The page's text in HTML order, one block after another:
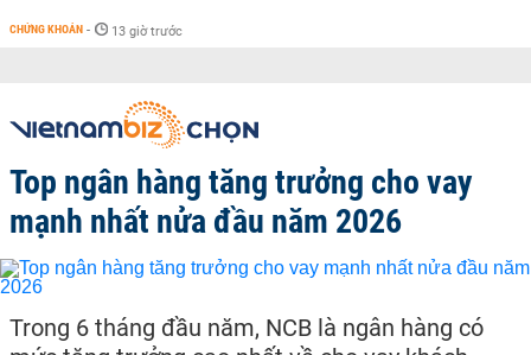
CHỨNG KHOÁN - 13 giờ trước
Top ngân hàng tăng trưởng cho vay
mạnh nhất nửa đầu năm 2026
Trong 6 tháng đầu năm, NCB là ngân hàng có